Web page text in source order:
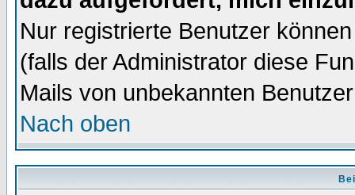
Nur registrierte Benutzer
(falls der Administrator diese
Mails von unbekannten
Nach oben